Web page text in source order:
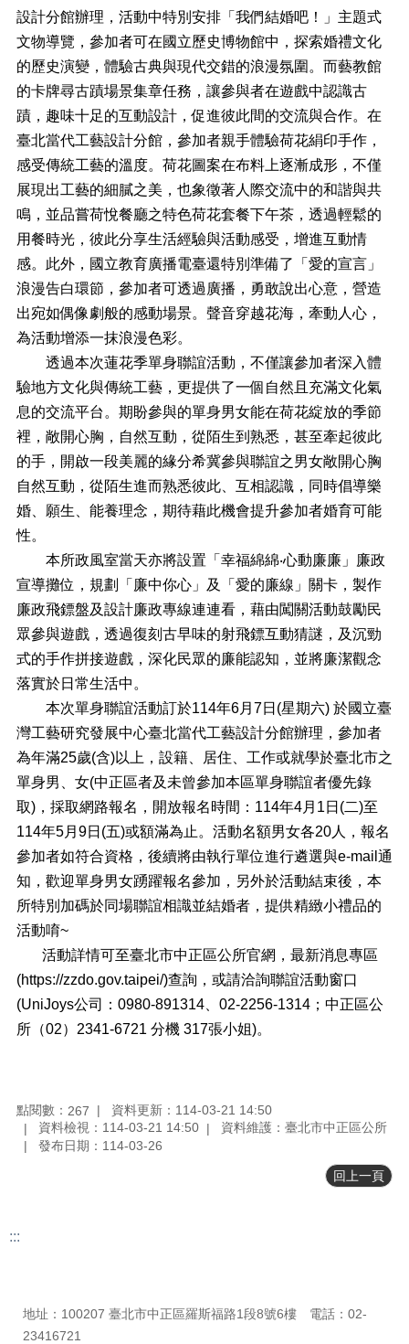
開
開
資
料
專
區
防
救
災
資
訊
(Disaster
prevention
and
response)
光
休
網
網
連
下
載
申
請
案
反
映
管
統
計
資
料
專
區
休
人
專
人
專
區
設計分館辦理，活動中特別安排「我們結婚吧！」主題式
文物導覽，參加者可在國立歷史博物館中，探索婚禮文化
的歷史演變，體驗古典與現代交錯的浪漫氛圍。而藝教館
的卡牌尋古蹟場景集章任務，讓參與者在遊戲中認識古
蹟，趣味十足的互動設計，促進彼此間的交流與合作。在
臺北當代工藝設計分館，參加者親手體驗荷花絹印手作，
感受傳統工藝的溫度。荷花圖案在布料上逐漸成形，不僅
展現出工藝的細膩之美，也象徵著人際交流中的和諧與共
鳴，並品嘗荷悅餐廳之特色荷花套餐下午茶，透過輕鬆的
用餐時光，彼此分享生活經驗與活動感受，增進互動情
感。此外，國立教育廣播電臺還特別準備了「愛的宣言」
浪漫告白環節，參加者可透過廣播，勇敢說出心意，營造
出宛如偶像劇般的感動場景。聲音穿越花海，牽動人心，
為活動增添一抹浪漫色彩。
透過本次蓮花季單身聯誼活動，不僅讓參加者深入體
驗地方文化與傳統工藝，更提供了一個自然且充滿文化氣
息的交流平台。期盼參與的單身男女能在荷花綻放的季節
裡，敞開心胸，自然互動，從陌生到熟悉，甚至牽起彼此
的手，開啟一段美麗的緣分希冀參與聯誼之男女敞開心胸
自然互動，從陌生進而熟悉彼此、互相認識，同時倡導樂
婚、願生、能養理念，期待藉此機會提升參加者婚育可能
性。
本所政風室當天亦將設置「幸福綿綿‧心動廉廉」廉政
宣導攤位，規劃「廉中你心」及「愛的廉線」關卡，製作
廉政飛鏢盤及設計廉政專線連連看，藉由闖關活動鼓勵民
眾參與遊戲，透過復刻古早味的射飛鏢互動猜謎，及沉勁
式的手作拼接遊戲，深化民眾的廉能認知，並將廉潔觀念
落實於日常生活中。
本次單身聯誼活動訂於114年6月7日(星期六) 於國立臺
灣工藝研究發展中心臺北當代工藝設計分館辦理，參加者
為年滿25歲(含)以上，設籍、居住、工作或就學於臺北市之
單身男、女(中正區者及未曾參加本區單身聯誼者優先錄
取)，採取網路報名，開放報名時間：114年4月1日(二)至
114年5月9日(五)或額滿為止。活動名額男女各20人，報名
參加者如符合資格，後續將由執行單位進行遴選與e-mail通
知，歡迎單身男女踴躍報名參加，另外於活動結束後，本
所特別加碼於同場聯誼相識並結婚者，提供精緻小禮品的
活動唷~
活動詳情可至臺北市中正區公所官網，最新消息專區
(https://zzdo.gov.taipei/)查詢，或請洽詢聯誼活動窗口
(UniJoys公司：0980-891314、02-2256-1314；中正區公
所（02）2341-6721 分機 317張小姐)。
點閱數： 267
資料更新：114-03-21 14:50
資料檢視：114-03-21 14:50
資料維護：臺北市中正區公所
發布日期：114-03-26
回上一頁
:::
地址：100207 臺北市中正區羅斯福路1段8號6樓 電話：02-
23416721